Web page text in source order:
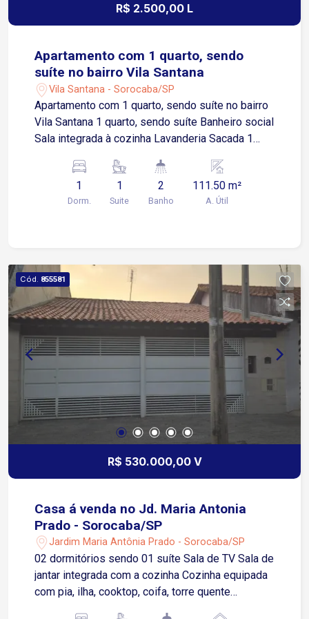
R$ 2.500,00 L
Apartamento com 1 quarto, sendo
suíte no bairro Vila Santana
Vila Santana - Sorocaba/SP
Apartamento com 1 quarto, sendo suíte no bairro
Vila Santana 1 quarto, sendo suíte Banheiro social
Sala integrada à cozinha Lavanderia Sacada 1
(possibilidade de negociação) Localização
Localizado na Vila Santana, bairro tradicional de
Sorocaba com excelente infraestrutura
de Sorocaba Fácil acesso à Avenida Dom Aguirre
em cerca de 7 minutos Aproximadamente 10
minutos da Rodovia Castelo Branco Região
próxima a supermercados, farmácias, escolas,
hospitais, padarias, restaurantes e diversos
comércios e serviços Transporte público nas
proximidades, facilitando o deslocamento para
diferentes regiões da cidade
1
Dorm.
1
Suite
2
Banho
111.50 m²
A. Útil
Cód. 855581
R$ 530.000,00 V
Casa á venda no Jd. Maria Antonia
Prado - Sorocaba/SP
Jardim Maria Antônia Prado - Sorocaba/SP
02 dormitórios sendo 01 suíte Sala de TV Sala de
jantar integrada com a cozinha Cozinha equipada
com pia, ilha, cooktop, coifa, torre quente